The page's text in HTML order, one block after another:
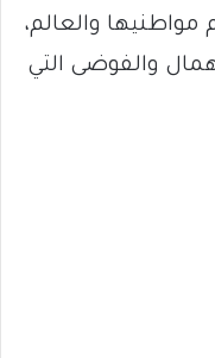
مواطنيها والعالم،
والفوضى التي